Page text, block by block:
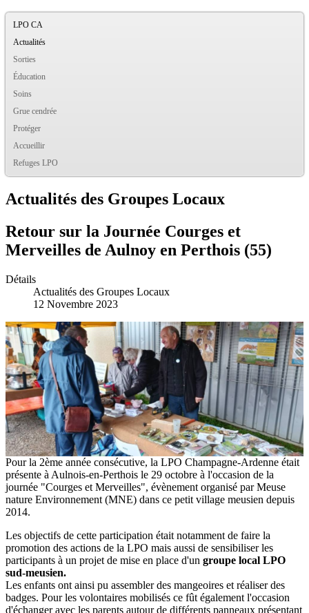
LPO CA
Actualités
Sorties
Éducation
Soins
Grue cendrée
Protéger
Accueillir
Refuges LPO
Actualités des Groupes Locaux
Retour sur la Journée Courges et
Merveilles de Aulnoy en Perthois (55)
Détails
Actualités des Groupes Locaux
12 Novembre 2023
Pour la 2ème année consécutive, la LPO Champagne-Ardenne était
présente à Aulnois-en-Perthois le 29 octobre à l'occasion de la
journée "Courges et Merveilles", évènement organisé par Meuse
nature Environnement (MNE) dans ce petit village meusien depuis
2014.
Les objectifs de cette participation était notamment de faire la
promotion des actions de la LPO mais aussi de sensibiliser les
participants à un projet de mise en place d'un groupe local LPO
sud-meusien.
Les enfants ont ainsi pu assembler des mangeoires et réaliser des
badges. Pour les volontaires mobilisés ce fût également l'occasion
d'échanger avec les parents autour de différents panneaux présentant